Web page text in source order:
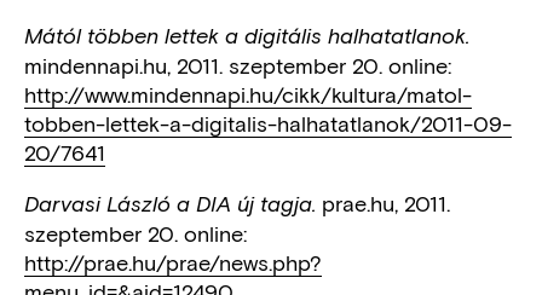
Mától többen lettek a digitális halhatatlanok.
mindennapi.hu, 2011. szeptember 20. online:
http://www.mindennapi.hu/cikk/kultura/matol-
tobben-lettek-a-digitalis-halhatatlanok/2011-09-
20/7641
Darvasi László a DIA új tagja. prae.hu, 2011.
szeptember 20. online:
http://prae.hu/prae/news.php?